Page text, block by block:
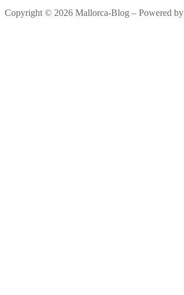
Copyright © 2026 Mallorca-Blog – Powered by